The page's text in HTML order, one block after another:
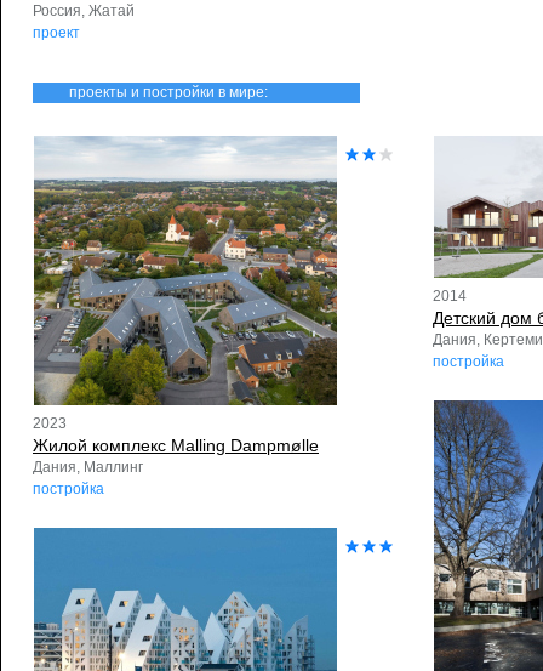
Россия, Жатай
проект
проекты и постройки в мире:
2023
Жилой комплекс Malling Dampmølle
Дания, Маллинг
постройка
2014
Детский дом
Дания,
постройка